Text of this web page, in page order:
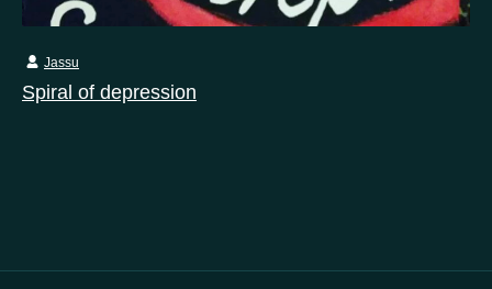
Spiral of depression
Jassu